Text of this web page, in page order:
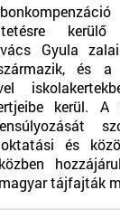
Gyula zalai
és a
kerül.
és
tájfajták